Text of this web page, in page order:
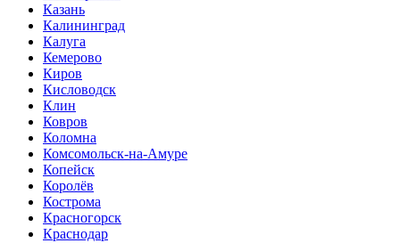
Казань
Калининград
Калуга
Кемерово
Киров
Кисловодск
Клин
Ковров
Коломна
Комсомольск-на-Амуре
Копейск
Королёв
Кострома
Красногорск
Краснодар